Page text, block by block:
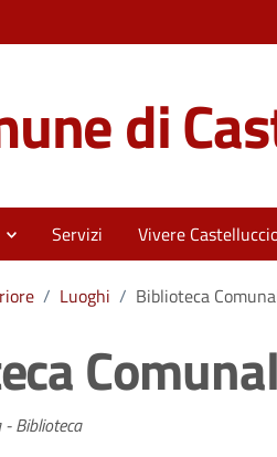
di
Servizi Vivere
/ Luoghi / Biblioteca
Biblioteca